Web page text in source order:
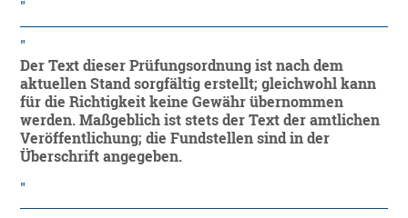
Der Text dieser Prüfungsordnung ist nach dem
aktuellen Stand sorgfältig erstellt; gleichwohl kann
für die Richtigkeit keine Gewähr übernommen
werden. Maßgeblich ist stets der Text der amtlichen
Veröffentlichung; die Fundstellen sind in der
Überschrift angegeben.